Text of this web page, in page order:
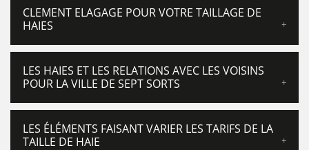
CLEMENT ELAGAGE POUR VOTRE TAILLAGE DE
HAIES
LES HAIES ET LES RELATIONS AVEC LES VOISINS
POUR LA VILLE DE SEPT SORTS
LES ÉLÉMENTS FAISANT VARIER LES TARIFS DE LA
TAILLE DE HAIE